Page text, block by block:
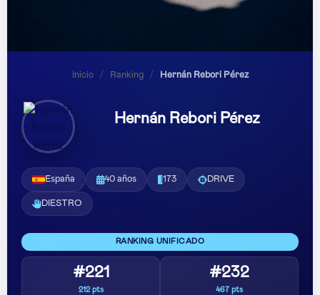
Inicio / Ranking / Hernán Rebori Pérez
Hernán Rebori Pérez
España 40 años 173 DRIVE
DIESTRO
RANKING UNIFICADO
#221
212 pts
#232
467 pts